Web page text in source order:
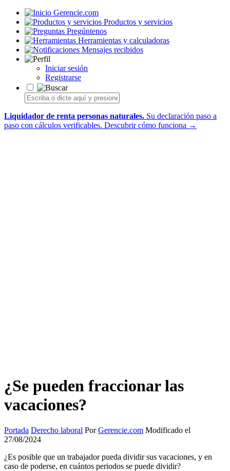
Gerencie.com
Productos y servicios
Pregúntenos
Herramientas y calculadoras
Mensajes recibidos
Iniciar sesión
Registrarse
Liquidador de renta personas naturales. Su declaración paso a
paso con cálculos verificables. Descubrir cómo funciona →
¿Se pueden fraccionar las
vacaciones?
Portada Derecho laboral PorGerencie.com Modificado el
27/08/2024
¿Es posible que un trabajador pueda dividir sus vacaciones, y en
caso de poderse, en cuántos periodos se puede dividir?